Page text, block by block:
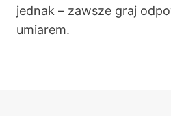
jednak – zawsze graj
umiarem.